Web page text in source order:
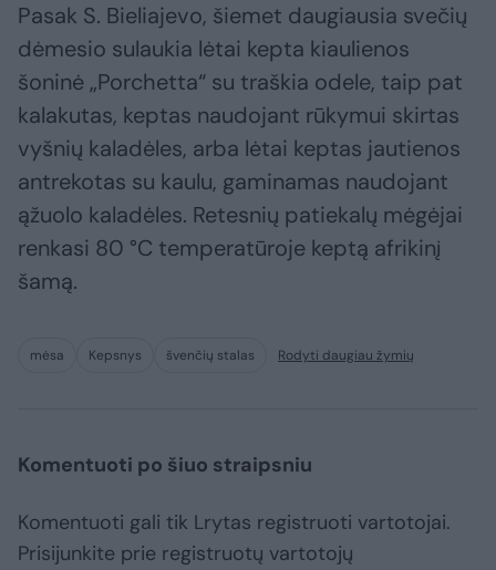
Pasak S. Bieliajevo, šiemet daugiausia svečių
dėmesio sulaukia lėtai kepta kiaulienos
šoninė „Porchetta“ su traškia odele, taip pat
kalakutas, keptas naudojant rūkymui skirtas
vyšnių kaladėles, arba lėtai keptas jautienos
antrekotas su kaulu, gaminamas naudojant
ąžuolo kaladėles. Retesnių patiekalų mėgėjai
renkasi 80 °C temperatūroje keptą afrikinį
šamą.
mėsa Kepsnys švenčių stalas Rodyti daugiau žymių
Komentuoti po šiuo straipsniu
Komentuoti gali tik Lrytas registruoti vartotojai.
Prisijunkite prie registruotų vartotojų